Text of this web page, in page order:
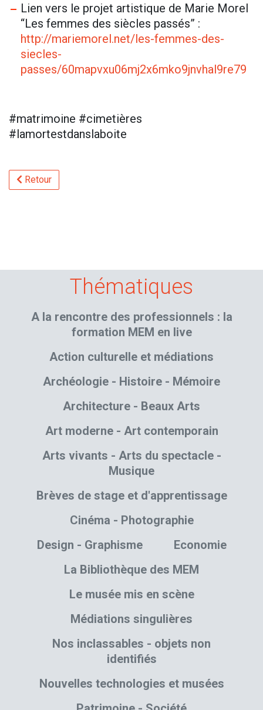
Lien vers le projet artistique de Marie Morel
“Les femmes des siècles passés” :
http://mariemorel.net/les-femmes-des-
siecles-
passes/60mapvxu06mj2x6mko9jnvhal9re79
#matrimoine #cimetières
#lamortestdanslaboite
Retour
Thématiques
A la rencontre des professionnels : la
formation MEM en live
Action culturelle et médiations
Archéologie - Histoire - Mémoire
Architecture - Beaux Arts
Art moderne - Art contemporain
Arts vivants - Arts du spectacle -
Musique
Brèves de stage et d'apprentissage
Cinéma - Photographie
Design - Graphisme
Economie
La Bibliothèque des MEM
Le musée mis en scène
Médiations singulières
Nos inclassables - objets non
identifiés
Nouvelles technologies et musées